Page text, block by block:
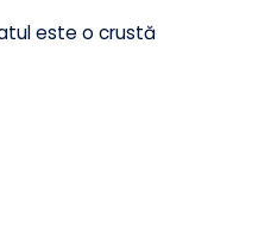
ajunge la 74 °C în
complet.
este o crustă